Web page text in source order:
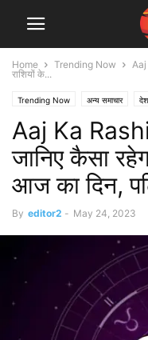
Home Trending Now
Aaj
राशियों के...
Trending Now अन्य समाचार देश
Aaj Ka
जानिए कैसा
आज का दिन,
By editor2 - May 24, 2023